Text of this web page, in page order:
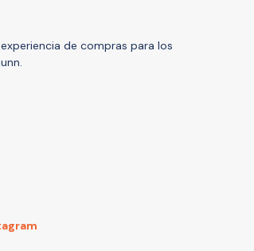
de compras para los